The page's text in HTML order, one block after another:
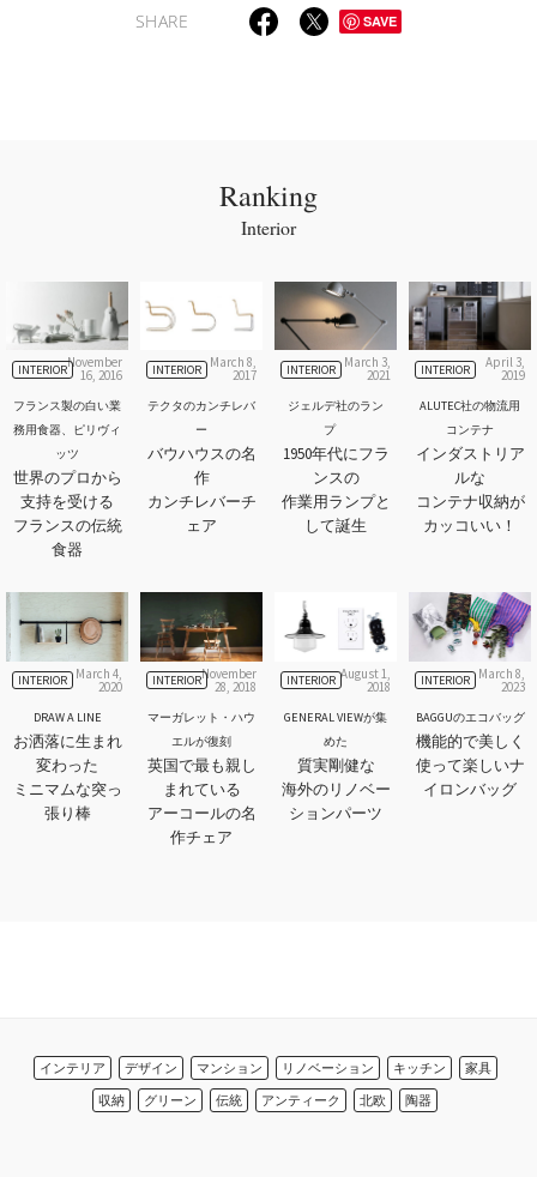
SHARE SAVE
Ranking
Interior
INTERIORNovember
16, 2016
フランス製の白い業
務用食器、ピリヴィ
ッツ
世界のプロから
支持を受ける
フランスの伝統
食器
INTERIOR March 8,
2017
テクタのカンチレバ
ー
バウハウスの名
作
カンチレバーチ
ェア
INTERIOR March 3,
2021
ジェルデ社のラン
プ
1950年代にフラ
ンスの
作業用ランプと
して誕生
INTERIOR April 3,
2019
ALUTEC社の物流用
コンテナ
インダストリア
ルな
コンテナ収納が
カッコいい！
INTERIOR March 4,
2020
DRAW A LINE
お洒落に生まれ
変わった
ミニマムな突っ
張り棒
INTERIORNovember
28, 2018
マーガレット・ハウ
エルが復刻
英国で最も親し
まれている
アーコールの名
作チェア
INTERIOR August 1,
2018
GENERAL VIEWが集
めた
質実剛健な
海外のリノベー
ションパーツ
INTERIOR March 8,
2023
BAGGUのエコバッグ
機能的で美しく
使って楽しいナ
イロンバッグ
インテリア デザイン マンション リノベーション キッチン
家具
収納
グリーン 伝統 アンティーク 北欧 陶器